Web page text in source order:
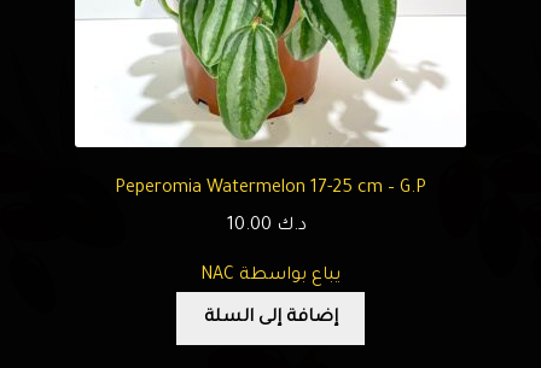
Peperomia Watermelon 17-25 cm – G.P
د.ك
يباع بواسطة NAC
إضافة إلى السلة